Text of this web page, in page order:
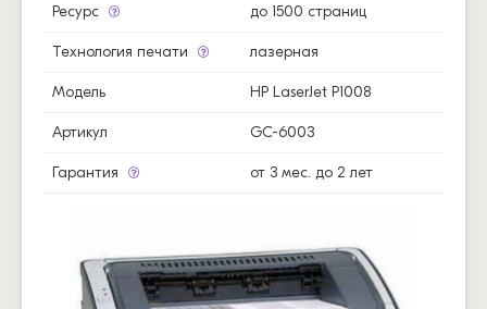
Ресурс до 1500 страниц
Технология печати лазерная
Модель HP LaserJet P1008
Артикул GC-6003
Гарантия от 3 мес. до 2 лет